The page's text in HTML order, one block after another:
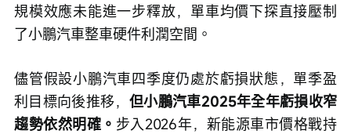
規模效應未能進一步釋放，單車均價下探直接壓制
了小鵬汽車整車硬件利潤空間。
儘管假設小鵬汽車四季度仍處於虧損狀態，單季盈
利目標向後推移， 但小鵬汽車2025年全年虧損收窄
趨勢依然明確。 步入2026年，新能源車市價格戰持